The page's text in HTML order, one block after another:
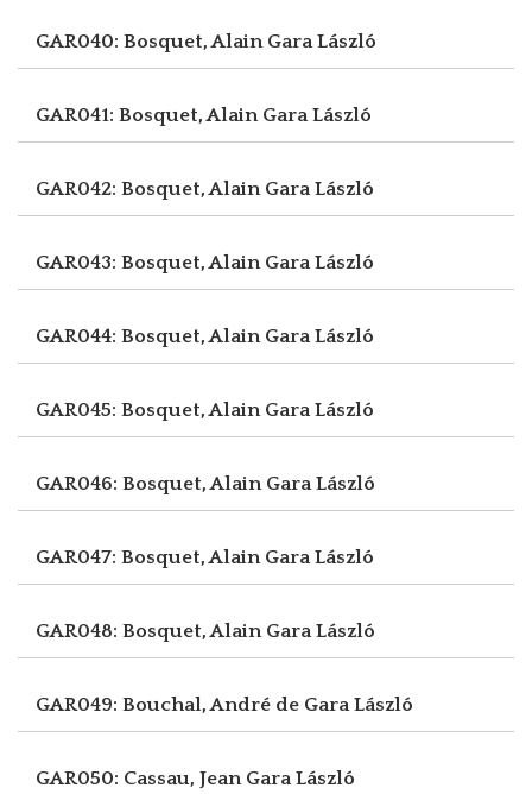
GAR040: Bosquet, Alain Gara László
GAR041: Bosquet, Alain Gara László
GAR042: Bosquet, Alain Gara László
GAR043: Bosquet, Alain Gara László
GAR044: Bosquet, Alain Gara László
GAR045: Bosquet, Alain Gara László
GAR046: Bosquet, Alain Gara László
GAR047: Bosquet, Alain Gara László
GAR048: Bosquet, Alain Gara László
GAR049: Bouchal, André de Gara László
GAR050: Cassau, Jean Gara László